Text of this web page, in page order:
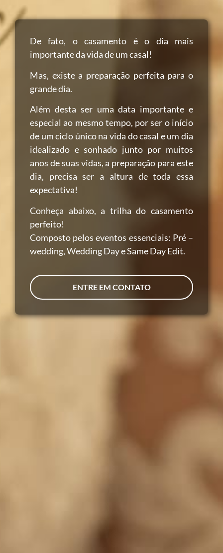
De fato, o casamento é o dia mais
importante da vida de um casal!
Mas, existe a preparação perfeita para o
grande dia.
Além desta ser uma data importante e
especial ao mesmo tempo, por ser o início
de um ciclo único na vida do casal e um dia
idealizado e sonhado junto por muitos
anos de suas vidas, a preparação para este
dia, precisa ser a altura de toda essa
expectativa!
Conheça abaixo, a trilha do casamento
perfeito!
Composto pelos eventos essenciais: Pré –
wedding, Wedding Day e Same Day Edit.
ENTRE EM CONTATO